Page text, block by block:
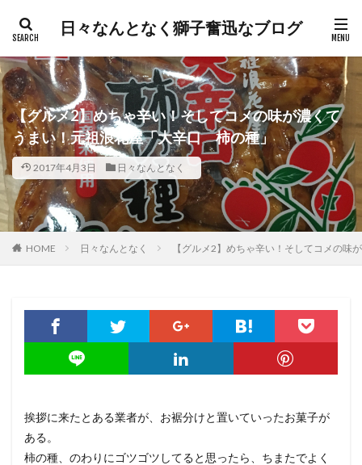
日々なんとなく獅子奮迅なブログ
【グルメ2】めちゃ辛い！そしてコメの味が濃くて
うまい！元祖浪花屋「大辛口 柿の種」
2017年4月3日 日々なんとなく
HOME 日々なんとなく 【グルメ2】めちゃ辛い！そしてコメの
挨拶に来たとある業者が、お裾分けと置いていったお菓子が
ある。
柿の種、のわりにゴツゴツしてると思ったら、ちまたでよく